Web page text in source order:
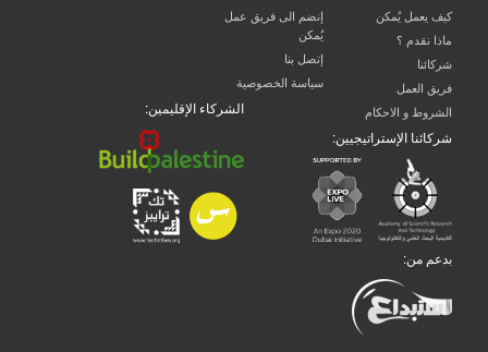
كيف يعمل يُمكن
ماذا نقدم ؟
شركائنا
فريق العمل
الشروط و الاحكام
إنضم الى فريق عمل
يُمكن
إتصل بنا
سياسة الخصوصية
الشركاء الإقليمين:
شركائنا الإستراتيجيين:
بدعم من: